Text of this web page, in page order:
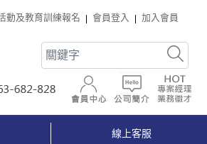
動及教育訓練報名 會員登入 加入會員
0963-682-828會員中心 公司簡介
線上客服